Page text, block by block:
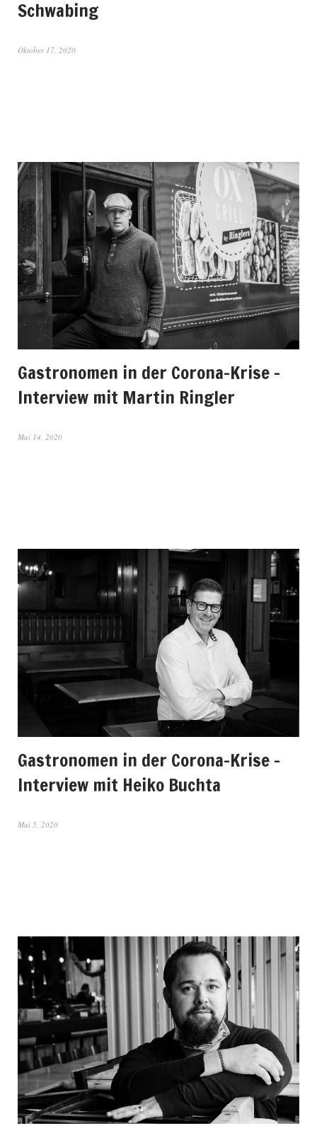
Schwabing
Oktober 17, 2020
Gastronomen in der Corona-Krise –
Interview mit Martin Ringler
Mai 14, 2020
Gastronomen in der Corona-Krise –
Interview mit Heiko Buchta
Mai 5, 2020